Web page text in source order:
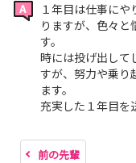
１年目は仕事に
りますが、色々
す。
時には投げ出して
すが、努力や乗り
ます。
充実した１年目を
前の先輩